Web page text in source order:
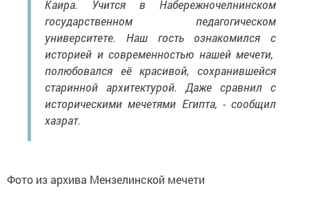
Каира. Учится в Набережночелнинском
государственном педагогическом
университете. Наш гость ознакомился с
историей и современностью нашей мечети,
полюбовался её красивой, сохранившейся
старинной архитектурой. Даже сравнил с
историческими мечетями Египта, - сообщил
хазрат.
Фото из архива Мензелинской мечети